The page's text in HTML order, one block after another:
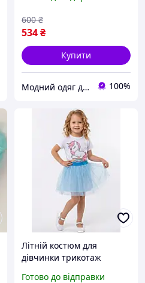
534₴
600 ₴
Купити
Модний одяг для мене і крихітки 100%
Літній костюм для
дівчинки трикотаж
Готово до відправки